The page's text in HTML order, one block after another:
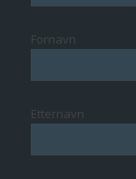
Fornavn
Etternavn